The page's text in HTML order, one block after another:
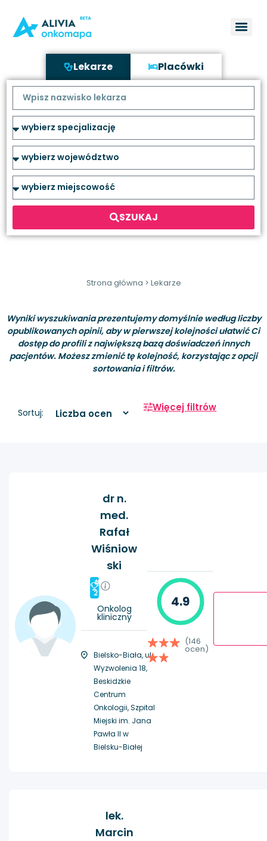
Lekarze Placówki
SZUKAJ
Strona główna > Lekarze
Wyniki wyszukiwania prezentujemy domyślnie według liczby
opublikowanych opinii, aby w pierwszej kolejności ułatwić Ci
dostęp do profili z największą bazą doświadczeń innych
pacjentów. Możesz zmienić tę kolejność, korzystając z opcji
sortowania i filtrów.
Sortuj: Więcej filtrów
dr n.
med.
Rafał
Wiśniow
ski
#
2
Onkolog
kliniczny
Bielsko-Biała, ul.
Wyzwolenia 18,
Beskidzkie
Centrum
Onkologii, Szpital
Miejski im. Jana
Pawła II w
Bielsku-Białej
4.9
(146
ocen)
lek.
Marcin